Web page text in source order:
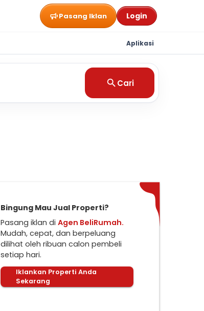
Pasang Iklan Login
Aplikasi
Cari
Bingung Mau Jual Properti?
Pasang iklan di Agen BeliRumah.
Mudah, cepat, dan berpeluang
dilihat oleh ribuan calon pembeli
setiap hari.
Iklankan Properti Anda
Sekarang